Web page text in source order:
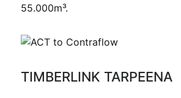
55.000m³.
TIMBERLINK TARPEENA